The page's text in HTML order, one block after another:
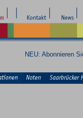
NEU: Abonnieren